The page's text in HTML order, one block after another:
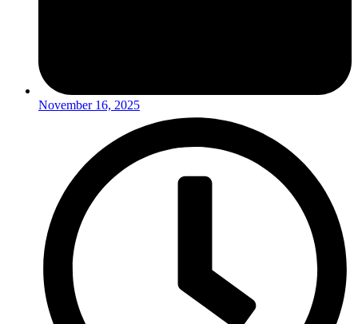
November 16, 2025